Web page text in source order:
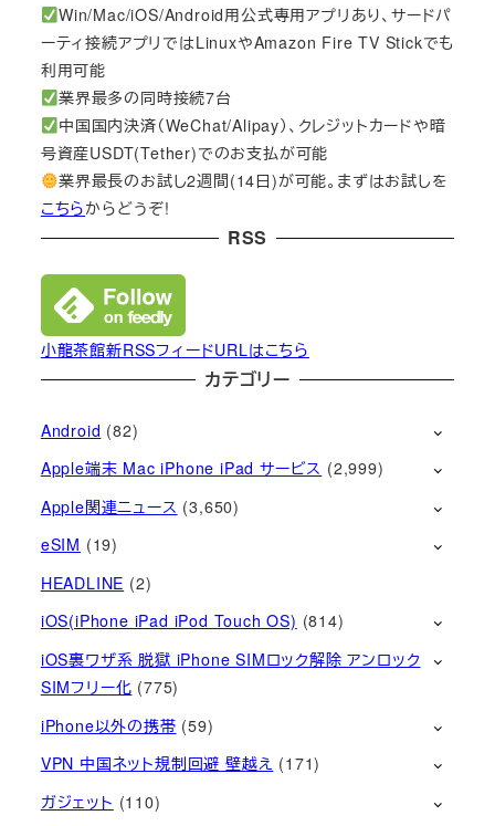
Win/Mac/iOS/Android用公式専用アプリあり、サードパ
ーティ接続アプリではLinuxやAmazon Fire TV Stickでも
利用可能
業界最多の同時接続7台
中国国内決済（WeChat/Alipay）、クレジットカードや暗
号資産USDT(Tether)でのお支払が可能
業界最長のお試し2週間(14日)が可能。まずはお試しを
こちらからどうぞ!
RSS
小龍茶館新RSSフィードURLはこちら
カテゴリー
Android (82)
Apple端末 Mac iPhone iPad サービス (2,999)
Apple関連ニュース (3,650)
eSIM (19)
HEADLINE (2)
iOS(iPhone iPad iPod Touch OS) (814)
iOS裏ワザ系 脱獄 iPhone SIMロック解除 アンロック
SIMフリー化 (775)
iPhone以外の携帯 (59)
VPN 中国ネット規制回避 壁越え (171)
ガジェット (110)